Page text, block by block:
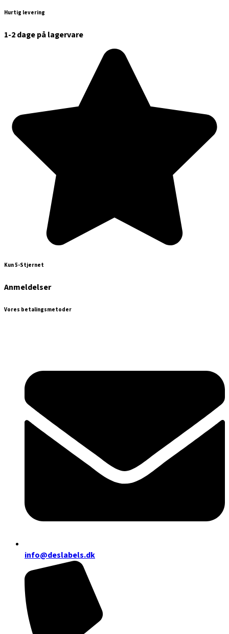
Hurtig levering
1-2 dage på lagervare
Kun 5-Stjernet
Anmeldelser
Vores betalingsmetoder
info@deslabels.dk